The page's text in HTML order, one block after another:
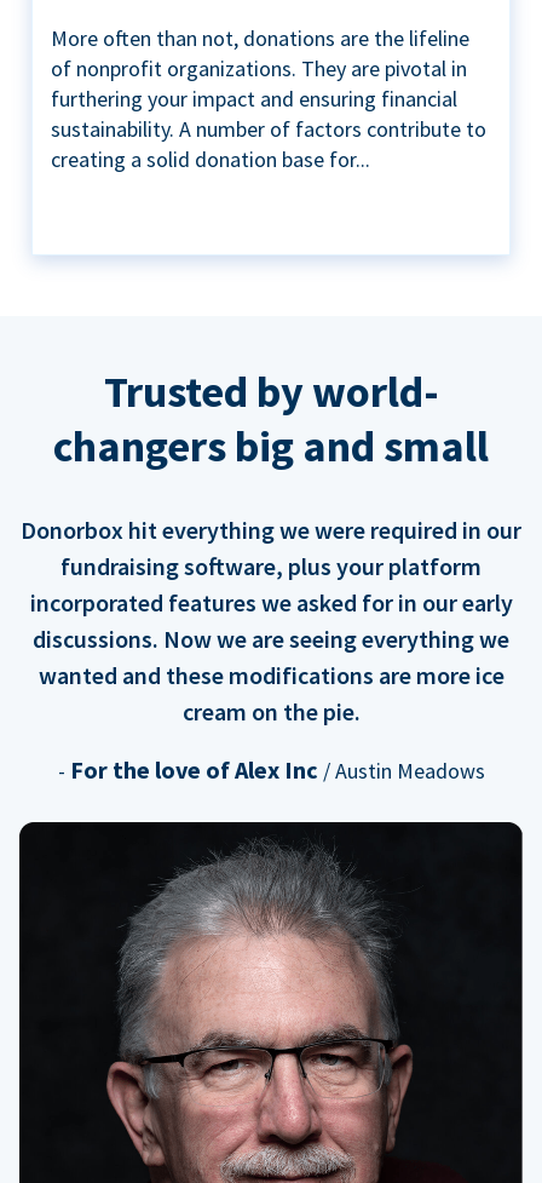
More often than not, donations are the lifeline
of nonprofit organizations. They are pivotal in
furthering your impact and ensuring financial
sustainability. A number of factors contribute to
creating a solid donation base for...
Trusted by world-
changers big and small
Donorbox hit everything we were required in our
fundraising software, plus your platform
incorporated features we asked for in our early
discussions. Now we are seeing everything we
wanted and these modifications are more ice
cream on the pie.
- For the love of Alex Inc / Austin Meadows